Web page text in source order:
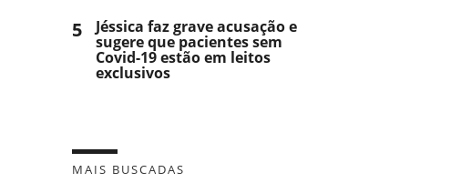
5 Jéssica faz grave acusação e
sugere que pacientes sem
Covid-19 estão em leitos
exclusivos
MAIS BUSCADAS